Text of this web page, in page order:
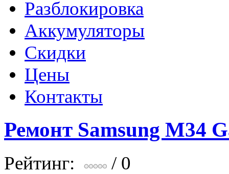
Разблокировка
Аккумуляторы
Скидки
Цены
Контакты
Ремонт Samsung M34
Рейтинг: / 0